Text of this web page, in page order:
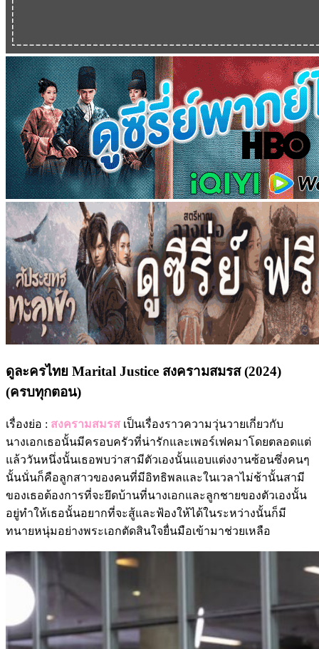
ดูละครไทย Marital Justice สงครามสมรส (2024)
(ครบทุกตอน)
เรื่องย่อ : สงครามสมรส เป็นเรื่องราวความวุ่นวายเกี่ยวกับ
นางเอกเธอนั้นมีครอบครัวที่น่ารักและเพอร์เฟคมาโดยตลอดแต่
แล้ววันหนึ่งนั้นเธอพบว่าสามีตัวเองนั้นแอบแต่งงานซ้อนซึ่งคนๆ
นั้นนั่นก็คือลูกสาวของคนที่มีอิทธิพลและในเวลาไม่ช้านั้นสามี
ของเธอต้องการที่จะยึดบ้านที่นางเอกและลูกชายของตัวเองนั้น
อยู่ทำให้เธอนั้นอยากที่จะสู้และฟ้องให้ได้ในระหว่างนั้นก็มี
ทนายหนุ่มอย่างพระเอกตัดสินใจยื่นมือเข้ามาช่วยเหลือ